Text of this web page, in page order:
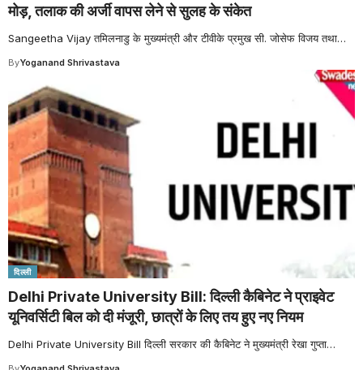
मोड़, तलाक की अर्जी वापस लेने से सुलह के संकेत
Sangeetha Vijay तमिलनाडु के मुख्यमंत्री और टीवीके प्रमुख सी. जोसेफ विजय तथा…
ByYoganand Shrivastava
दिल्ली
Delhi Private University Bill: दिल्ली कैबिनेट ने प्राइवेट
यूनिवर्सिटी बिल को दी मंजूरी, छात्रों के लिए तय हुए नए नियम
Delhi Private University Bill दिल्ली सरकार की कैबिनेट ने मुख्यमंत्री रेखा गुप्ता…